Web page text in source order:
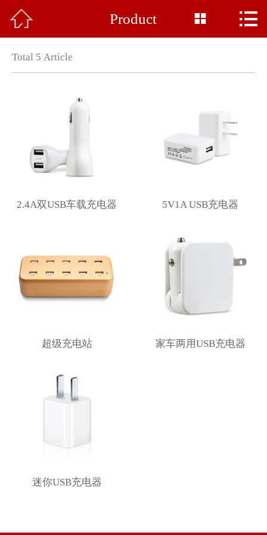
 Home
Base Display
Common Sense
Honor
 Product  
Total 5 Article
2.4A双USB车载充电器 5V1A USB充电器
超级充电站 家车两用USB充电器
迷你USB充电器